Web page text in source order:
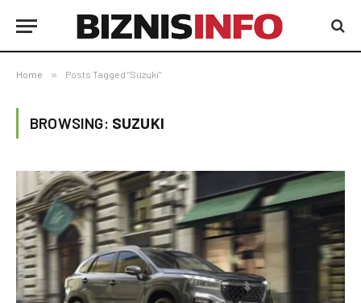
Home » Posts Tagged "Suzuki"
BROWSING: SUZUKI